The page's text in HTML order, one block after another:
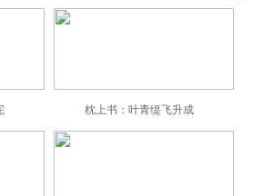
枕上书：叶青缇飞升成